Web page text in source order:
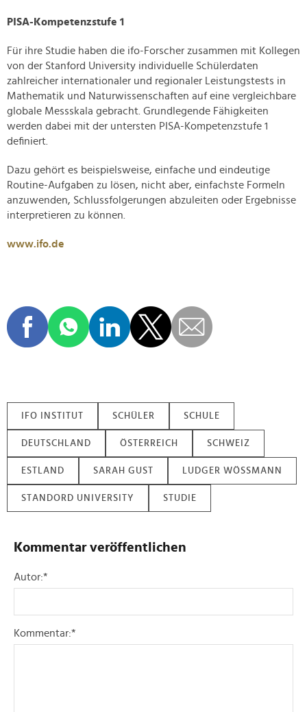
PISA-Kompetenzstufe 1
Für ihre Studie haben die ifo-Forscher zusammen mit Kollegen
von der Stanford University individuelle Schülerdaten
zahlreicher internationaler und regionaler Leistungstests in
Mathematik und Naturwissenschaften auf eine vergleichbare
globale Messskala gebracht. Grundlegende Fähigkeiten
werden dabei mit der untersten PISA-Kompetenzstufe 1
definiert.
Dazu gehört es beispielsweise, einfache und eindeutige
Routine-Aufgaben zu lösen, nicht aber, einfachste Formeln
anzuwenden, Schlussfolgerungen abzuleiten oder Ergebnisse
interpretieren zu können.
www.ifo.de
IFO INSTITUT SCHÜLER SCHULE
DEUTSCHLAND ÖSTERREICH SCHWEIZ
ESTLAND SARAH GUST LUDGER WÖSSMANN
STANDORD UNIVERSITY STUDIE
Kommentar veröffentlichen
Autor:*
Kommentar:*